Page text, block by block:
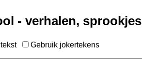
- verhalen, sprookjes
Gebruik jokertekens